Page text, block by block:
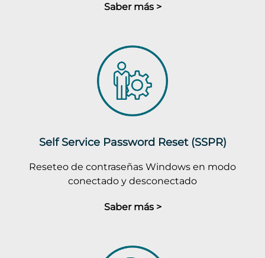
Saber más >
Self Service Password Reset (SSPR)
Reseteo de contraseñas Windows en modo
conectado y desconectado
Saber más >